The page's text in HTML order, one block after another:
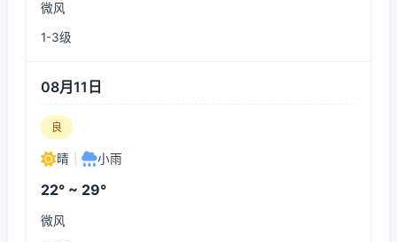
微风
1-3级
08月11日
良
晴 小雨
22° ~ 29°
微风